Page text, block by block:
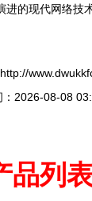
的现代网络技
：2026-08-08
品列